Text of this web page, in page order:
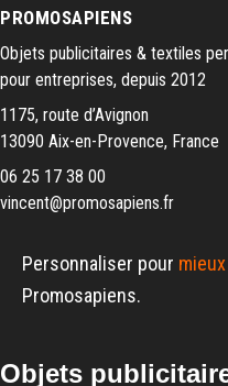
PROMOSAPIENS
Objets publicitaires & textiles
pour entreprises, depuis 2012
1175, route d’Avignon
13090 Aix-en-Provence, France
06 25 17 38 00
vincent@promosapiens.fr
Personnaliser pour
Promosapiens.
Objets